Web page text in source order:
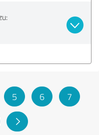
5 6 7